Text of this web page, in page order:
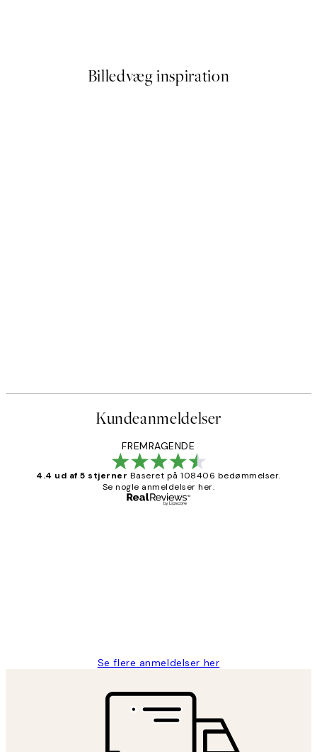
Billedvæg inspiration
Kundeanmeldelser
FREMRAGENDE
4.4 ud af 5 stjerner Baseret på 108406 bedømmelser.
Se nogle anmeldelser her.
Se flere anmeldelser her